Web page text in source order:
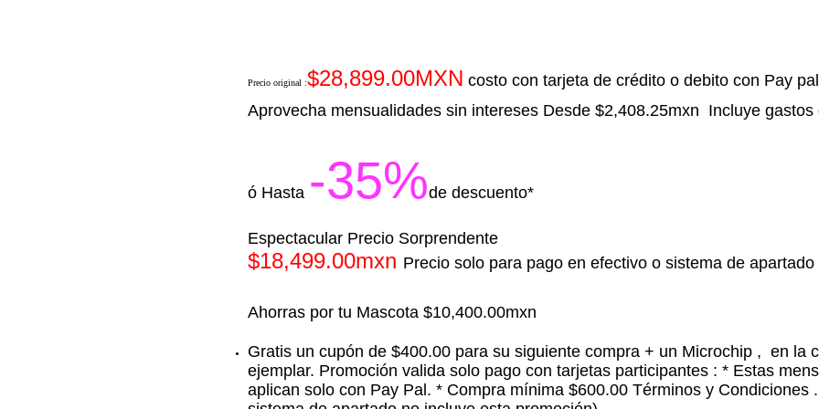
Precio original :$28,899.00MXN costo con tarjeta de crédito o debito con Pay
Aprovecha mensualidades sin intereses Desde $2,408.25mxn Incluye gastos
ó Hasta -35%de descuento*
​Espectacular Precio Sorprendente
$18,499.00mxn Precio solo para pago en efectivo o sistema de apartado
Ahorras por tu Mascota $10,400.00mxn
Gratis un cupón de $400.00 para su siguiente compra + un Microchip , en la
ejemplar. Promoción valida solo pago con tarjetas participantes : * Estas
aplican solo con Pay Pal. * Compra mínima $600.00 Términos y Condiciones